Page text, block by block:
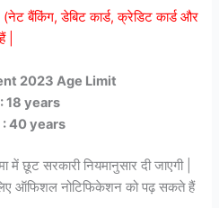
बैंकिंग, डेबिट कार्ड, क्रेडिट कार्ड और
|
2023 Age Limit
18 years
: 40 years
छूट सरकारी नियमानुसार दी जाएगी |
ऑफिशल नोटिफिकेशन को पढ़ सकते हैं